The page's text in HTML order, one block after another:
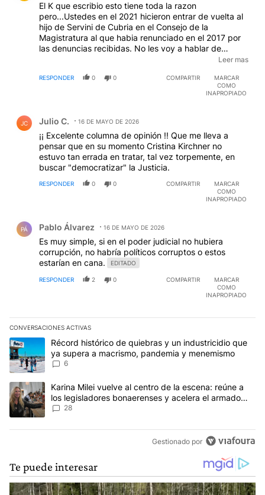
El K que escribio esto tiene toda la razon
pero...Ustedes en el 2021 hicieron entrar de vuelta al
hijo de Servini de Cubria en el Consejo de la
Magistratura al que habia renunciado en el 2017 por
las denuncias recibidas. No les voy a hablar de
Zafaroni y sus cuatros departamentos dedicados a
ustedes de "democratizar la justicia" de democracia
solo tenia la palabra pues en la practica era poner
de abogados y academicos. No es facil: en Provincia
hay concurso para el personal pero una vez que
entran no importa el orden de merito, el juez amigo
nombra al recomendado, siempre con la precaucion
que su senoria no nombra a su hijo sino nombra al hijo
Tomamos en cuenta el orden de merito?: bien se
altera los resultados en la entrevista personal dandole
organo) en la mayoria del mundo y el democratico,
excepcional (ciudadanos que eligen y pueden
destituir jueces de primera instancia como en
California). La unica solucion que veo seria un sistema
tomado por un consejo de magistratura y despues
eleccion ciudadana de alguno de los tres, sujeto a
Mahiques pero ojo! Guido tampoco jueces progres a lo
Zafaroni...
Leer mas
RESPONDER 0 0 COMPARTIR
MARCAR
COMO
INAPROPIADO
JC Julio C. 16 DE MAYO DE 2026
¡¡ Excelente columna de opinión !! Que me lleva a
pensar que en su momento Cristina Kirchner no
estuvo tan errada en tratar, tal vez torpemente, en
buscar "democratizar" la Justicia.
RESPONDER 0 0 COMPARTIR
MARCAR
COMO
INAPROPIADO
PÁ Pablo Álvarez 16 DE MAYO DE 2026
Es muy simple, si en el poder judicial no hubiera
corrupción, no habría políticos corruptos o estos
estarían en cana.
EDITADO
RESPONDER 2 0 COMPARTIR
MARCAR
COMO
INAPROPIADO
CONVERSACIONES ACTIVAS
Este listado muestra los artículos con más comentarios en los
Un artículo de tendencia con el título "Récord histórico de
Récord histórico de quiebras y un industricidio que
ya supera a macrismo, pandemia y menemismo
6
Un artículo de tendencia con el título "Karina Milei vuelve al
Karina Milei vuelve al centro de la escena: reúne a
los legisladores bonaerenses y acelera el armado
para 2027
28
Gestionado por